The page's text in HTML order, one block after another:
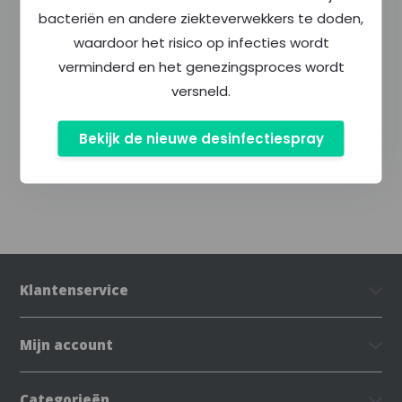
Productomschrijving
Delen
Klantenservice
Mijn account
bacteriën en andere ziekteverwekkers te doden,
waardoor het risico op infecties wordt
verminderd en het genezingsproces wordt
versneld.
Bekijk de nieuwe desinfectiespray